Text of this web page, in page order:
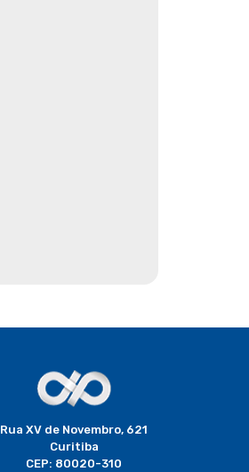
Rua XV de Novembro, 621
Curitiba
CEP: 80020-310